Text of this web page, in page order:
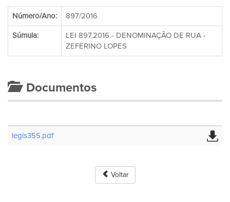
Número/Ano: 897/2016
Súmula:
LEI 897.2016 - DENOMINAÇÃO DE RUA -
ZEFERINO LOPES
Documentos
legis355.pdf
Voltar